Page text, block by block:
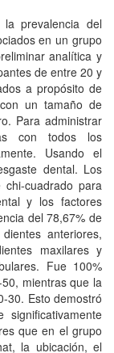
prevalencia del
en un grupo
analítica y
de entre 20 y
a propósito de
un tamaño de
Para administrar
con todos los
Usando el
dental. Los
cuadrado para
y los factores
del 78,67% de
anteriores,
maxilares y
Fue 100%
mientras que la
30. Esto demostró
que en el grupo
la ubicación, el